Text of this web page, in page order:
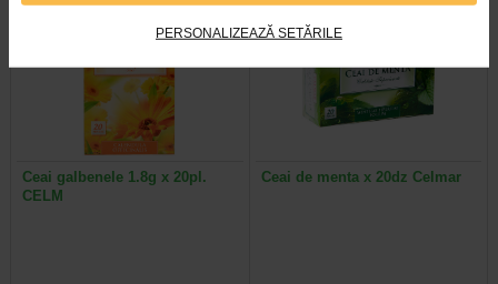
PERSONALIZEAZĂ SETĂRILE
Ceai galbenele 1.8g x 20pl.
CELM
Ceai de menta x 20dz Celmar